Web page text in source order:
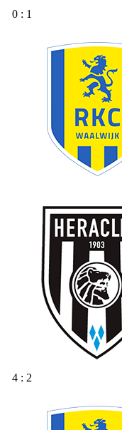
0 : 1
4 : 2